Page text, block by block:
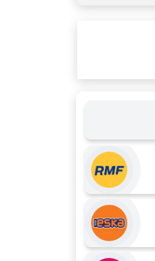
Webdesign
Dexheim
and
FULL
SERVICE
ONLINE
AGENTUR
MAINZ